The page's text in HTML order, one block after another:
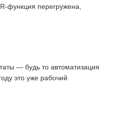
функция перегружена,
— будь то автоматизация
это уже рабочий